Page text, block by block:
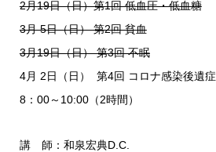
2月19日（日）第1回 低血圧・低血糖
3月 5日（日） 第2回 貧血
3月19日（日） 第3回 不眠
4月 2日（日） 第4回 コロナ感染後遺症
8：00～10:00（2時間）
講 師：和泉宏典D.C.